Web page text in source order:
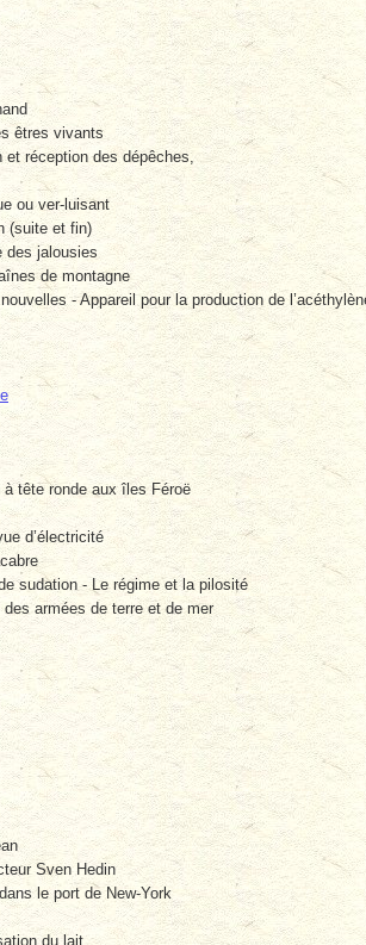
êtres vivants
et réception des dépêches,
ou ver-luisant
(suite et fin)
jalousies
de montagne
- Appareil pour la production de
à tête ronde aux îles Féroë
d’électricité
sudation - Le régime et la pilosité
des armées de terre et de mer
Sven Hedin
le port de New-York
du lait